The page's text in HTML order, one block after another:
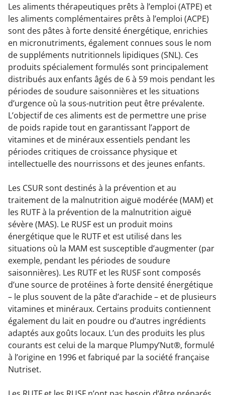
Les aliments thérapeutiques prêts à l’emploi (ATPE) et
les aliments complémentaires prêts à l’emploi (ACPE)
sont des pâtes à forte densité énergétique, enrichies
en micronutriments, également connues sous le nom
de suppléments nutritionnels lipidiques (SNL). Ces
produits spécialement formulés sont principalement
distribués aux enfants âgés de 6 à 59 mois pendant les
périodes de soudure saisonnières et les situations
d’urgence où la sous-nutrition peut être prévalente.
L’objectif de ces aliments est de permettre une prise
de poids rapide tout en garantissant l’apport de
vitamines et de minéraux essentiels pendant les
périodes critiques de croissance physique et
intellectuelle des nourrissons et des jeunes enfants.
Les CSUR sont destinés à la prévention et au
traitement de la malnutrition aiguë modérée (MAM) et
les RUTF à la prévention de la malnutrition aiguë
sévère (MAS). Le RUSF est un produit moins
énergétique que le RUTF et est utilisé dans les
situations où la MAM est susceptible d’augmenter (par
exemple, pendant les périodes de soudure
saisonnières). Les RUTF et les RUSF sont composés
d’une source de protéines à forte densité énergétique
– le plus souvent de la pâte d’arachide – et de plusieurs
vitamines et minéraux. Certains produits contiennent
également du lait en poudre ou d’autres ingrédients
adaptés aux goûts locaux. L’un des produits les plus
courants est celui de la marque Plumpy’Nut®, formulé
à l’origine en 1996 et fabriqué par la société française
Nutriset.